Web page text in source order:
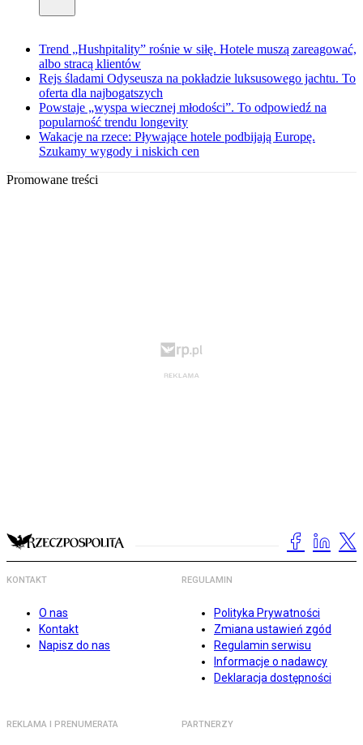
Trend „Hushpitality” rośnie w siłę. Hotele muszą zareagować,
albo stracą klientów
Rejs śladami Odyseusza na pokładzie luksusowego jachtu. To
oferta dla najbogatszych
Powstaje „wyspa wiecznej młodości”. To odpowiedź na
popularność trendu longevity
Wakacje na rzece: Pływające hotele podbijają Europę.
Szukamy wygody i niskich cen
Promowane treści
KONTAKT
O nas
Kontakt
Napisz do nas
REGULAMIN
Polityka Prywatności
Zmiana ustawień zgód
Regulamin serwisu
Informacje o nadawcy
Deklaracja dostępności
REKLAMA I PRENUMERATA PARTNERZY